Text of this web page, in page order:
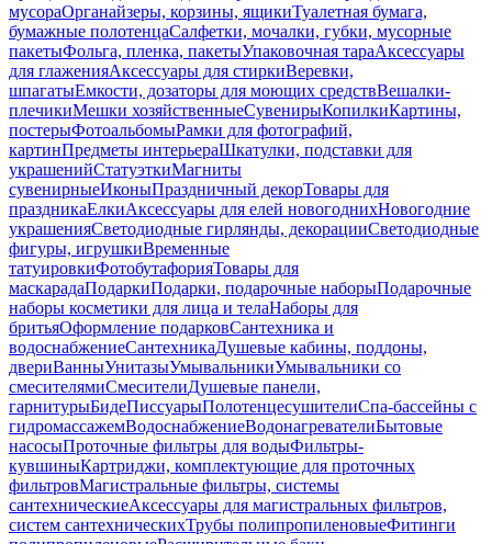
мусораОрганайзеры, корзины, ящикиТуалетная бумага,
бумажные полотенцаСалфетки, мочалки, губки, мусорные
пакетыФольга, пленка, пакетыУпаковочная тараАксессуары
для глаженияАксессуары для стиркиВеревки,
шпагатыЕмкости, дозаторы для моющих средствВешалки-
плечикиМешки хозяйственныеСувенирыКопилкиКартины,
постерыФотоальбомыРамки для фотографий,
картинПредметы интерьераШкатулки, подставки для
украшенийСтатуэткиМагниты
сувенирныеИконыПраздничный декорТовары для
праздникаЕлкиАксессуары для елей новогоднихНовогодние
украшенияСветодиодные гирлянды, декорацииСветодиодные
фигуры, игрушкиВременные
татуировкиФотобутафорияТовары для
маскарадаПодаркиПодарки, подарочные наборыПодарочные
наборы косметики для лица и телаНаборы для
бритьяОформление подарковСантехника и
водоснабжениеСантехникаДушевые кабины, поддоны,
двериВанныУнитазыУмывальникиУмывальники со
смесителямиСмесителиДушевые панели,
гарнитурыБидеПиссуарыПолотенцесушителиСпа-бассейны с
гидромассажемВодоснабжениеВодонагревателиБытовые
насосыПроточные фильтры для водыФильтры-
кувшиныКартриджи, комплектующие для проточных
фильтровМагистральные фильтры, системы
сантехническиеАксессуары для магистральных фильтров,
систем сантехническихТрубы полипропиленовыеФитинги